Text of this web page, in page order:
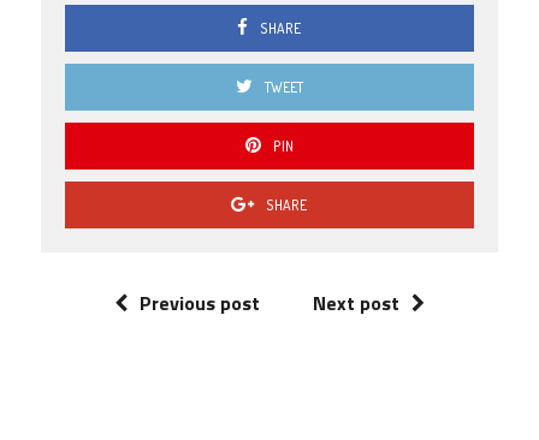
SHARE
TWEET
PIN
SHARE
Previous post Next post